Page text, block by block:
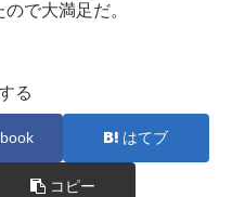
で大満足だ。
る
はてブ
コピー